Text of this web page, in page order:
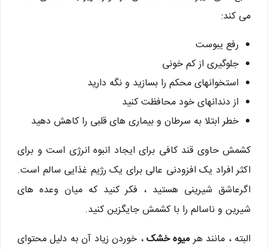
می کند:
رفع یبوست
جلوگیری از کم خونی
استخوانهای محکم را بسازید و نگه دارید
از دندانهای خود محافظت کنید
خطر ابتلا به سرطان و بیماری های قلبی را کاهش دهید
کشمش حاوی قند کافی برای ایجاد انبوه انرژی است و برای
اکثر افراد یک افزودنی عالی برای یک رژیم غذایی سالم است.
اگرعاشق شیرینی هستید ، فکر کنید که میان وعده های
شیرین و ناسالم را با کشمش جایگزین کنید.
البته ، مانند هرمیوه خشک، خوردن زیاد آن به دلیل محتوای